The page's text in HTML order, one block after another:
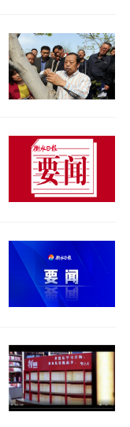
考察敦煌莫
召开座谈会，
时候，习近平
特意叮嘱大
第一位的，
”